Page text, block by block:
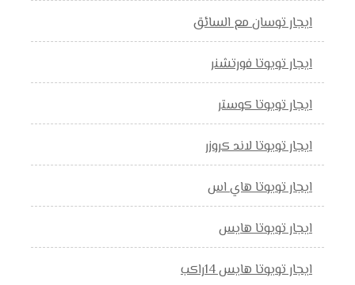
ايجار توسان مع السائق
ايجار تويوتا فورتشنر
ايجار تويوتا كوستر
ايجار تويوتا لاند كروزر
ايجار تويوتا هاي اس
ايجار تويوتا هايس
ايجار تويوتا هايس 14راكب